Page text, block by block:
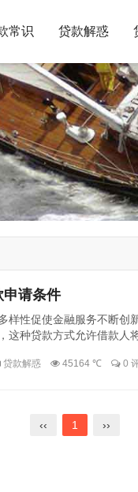
常识 贷款解惑
申请条件
样性促使金融服务不断创
这种贷款方式允许借款人
贷款解惑 45164 ℃ 0
‹‹ 1 ››